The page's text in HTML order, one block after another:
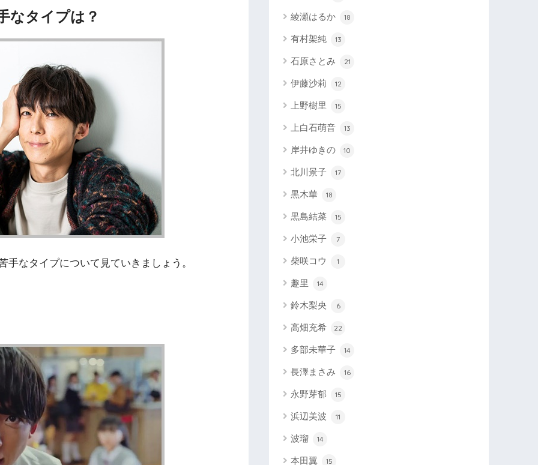
なタイプは？
なタイプについて見ていきましょう。
綾瀬はるか 18
有村架純 13
石原さとみ 21
伊藤沙莉 12
上野樹里 15
上白石萌音 13
岸井ゆきの 10
北川景子 17
黒木華 18
黒島結菜 15
小池栄子 7
柴咲コウ 1
趣里 14
鈴木梨央 6
高畑充希 22
多部未華子 14
長澤まさみ 16
永野芽郁 15
浜辺美波 11
波瑠 14
本田翼 15